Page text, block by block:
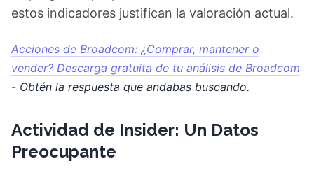
estos indicadores justifican la valoración actual.
Acciones de Broadcom: ¿Comprar, mantener o
vender? Descarga gratuita de tu análisis de Broadcom
- Obtén la respuesta que andabas buscando.
Actividad de Insider: Un Datos
Preocupante